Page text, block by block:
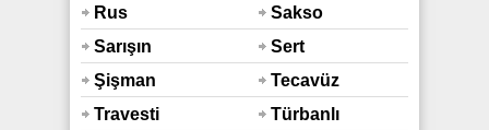
Mobil
Rus
Sakso
Sarışın
Sert
Şişman
Tecavüz
Travesti
Türbanlı